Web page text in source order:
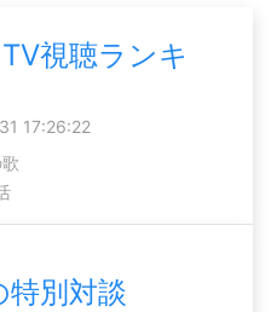
視聴ランキ
17:26:22
特別対談